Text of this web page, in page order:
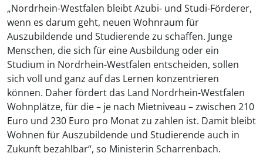
„Nordrhein-Westfalen bleibt Azubi- und Studi-Förderer,
wenn es darum geht, neuen Wohnraum für
Auszubildende und Studierende zu schaffen. Junge
Menschen, die sich für eine Ausbildung oder ein
Studium in Nordrhein-Westfalen entscheiden, sollen
sich voll und ganz auf das Lernen konzentrieren
können. Daher fördert das Land Nordrhein-Westfalen
Wohnplätze, für die – je nach Mietniveau – zwischen 210
Euro und 230 Euro pro Monat zu zahlen ist. Damit bleibt
Wohnen für Auszubildende und Studierende auch in
Zukunft bezahlbar“, so Ministerin Scharrenbach.